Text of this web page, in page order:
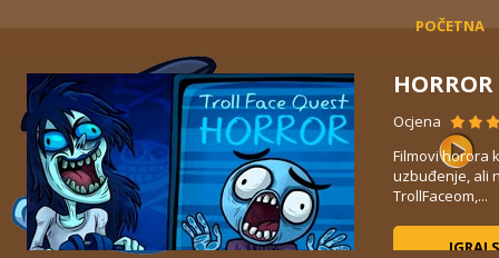
POČETNA
HORROR
Ocjena
Filmovi horora
uzbuđenje, ali
TrollFaceom,...
IGRAJ